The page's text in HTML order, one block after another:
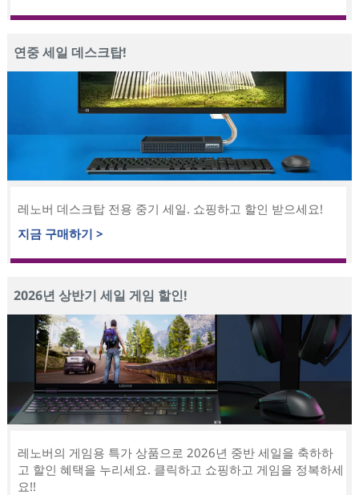
연중 세일 데스크탑!
레노버 데스크탑 전용 중기 세일. 쇼핑하고 할인 받으세요!
지금 구매하기 >
2026년 상반기 세일 게임 할인!
레노버의 게임용 특가 상품으로 2026년 중반 세일을 축하하
고 할인 혜택을 누리세요. 클릭하고 쇼핑하고 게임을 정복하세
요!!